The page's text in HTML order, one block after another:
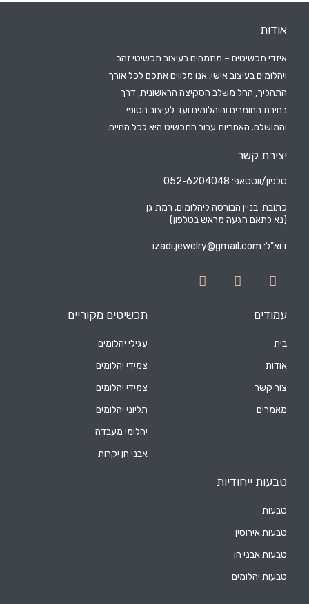
אודות
איזדי תכשיטים – מתמחים בעיצוב תכשיטי זהב
ויהלומים בעיצוב אישי. אנו מלווים אתכם לכל אורך
התהליך, החל משלב הסקיצה הראשונית, דרך
בחירת החומרים והיהלומים ועד לעיצוב הסופי
והמושלם. האחריות עבור התכשיט היא לכל החיים.
יצירת קשר
טלפון/ווטסאפ: 052-6204048
כתובת: בניין הבורסה ליהלומים, רמת גן
(נא לתאם הגעה מראש בטלפון)
דוא"ל: izadi.jewelry@gmail.com
עמודים
בית
אודות
צור קשר
מאמרים
תכשיטים מקוריים
עגילי יהלומים
צמידי יהלומים
צמידי יהלומים
תליוני יהלומים
יהלומי מעבדה
אבני חן יקרות
טבעות ייחודיות
טבעות
טבעות אירוסין
טבעות אבני חן
טבעות יהלומים